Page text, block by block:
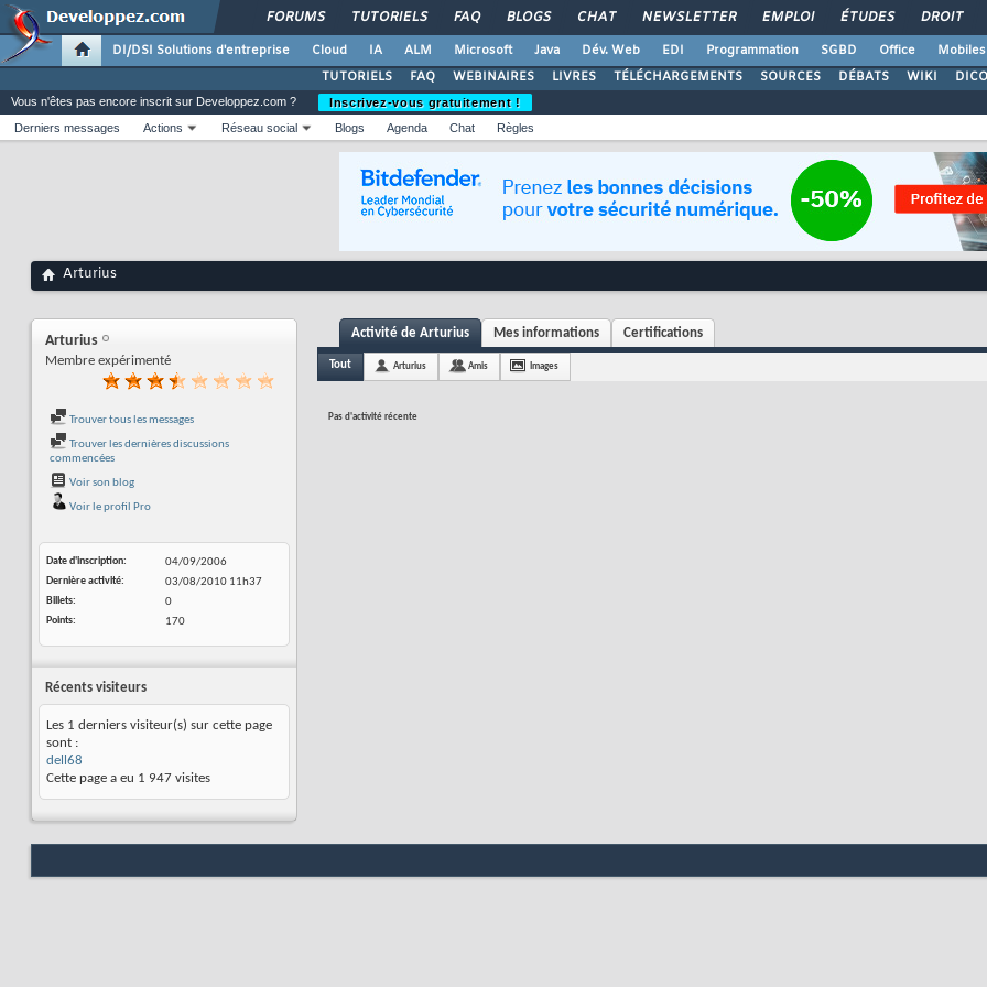
FORUMS TUTORIELS FAQ BLOGS CHAT NEWSLETTER EMPLOI ÉTUDES DROIT
DI/DSI Solutions d'entreprise Cloud IA ALM Microsoft Java Dév. Web EDI Programmation SGBD Office Mobiles
TUTORIELS
FAQ WEBINAIRES LIVRES TÉLÉCHARGEMENTS SOURCES DÉBATS WIKI DICO
Vous n'êtes pas encore inscrit sur Developpez.com ?
Inscrivez-vous gratuitement !
Derniers messages
Actions Réseau social Blogs Agenda Chat Règles
Arturius
Arturius
Membre expérimenté
Trouver tous les messages
Trouver les dernières discussions
commencées
Voir son blog
Voir le profil Pro
Date d'inscription
04/09/2006
Dernière activité
03/08/2010 11h37
Billets
0
Points
170
Récents visiteurs
Les 1 derniers visiteur(s) sur cette page
sont :
dell68
Cette page a eu 1 947 visites
Activité de Arturius Mes informations Certifications
Tout Arturius Amis Images
Pas d'activité récente